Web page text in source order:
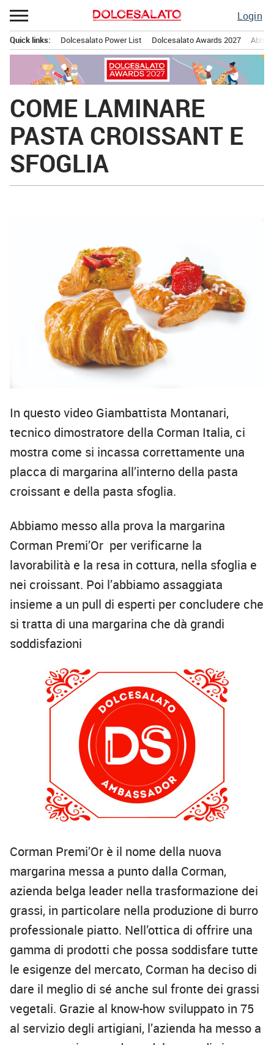
Passa
al
contenuto
Login
principale
Quick links: Dolcesalato Power List Dolcesalato Awards 2027
COME LAMINARE
PASTA CROISSANT E
SFOGLIA
In questo video Giambattista Montanari,
tecnico dimostratore della Corman Italia, ci
mostra come si incassa correttamente una
placca di margarina all’interno della pasta
croissant e della pasta sfoglia.
Abbiamo messo alla prova la margarina
Corman Premi’Or per verificarne la
lavorabilità e la resa in cottura, nella sfoglia e
nei croissant. Poi l’abbiamo assaggiata
insieme a un pull di esperti per concludere che
si tratta di una margarina che dà grandi
soddisfazioni
Corman Premi’Or è il nome della nuova
margarina messa a punto dalla Corman,
azienda belga leader nella trasformazione dei
grassi, in particolare nella produzione di burro
professionale piatto. Nell’ottica di offrire una
gamma di prodotti che possa soddisfare tutte
le esigenze del mercato, Corman ha deciso di
dare il meglio di sé anche sul fronte dei grassi
vegetali. Grazie al know-how sviluppato in 75
al servizio degli artigiani, l’azienda ha messo a